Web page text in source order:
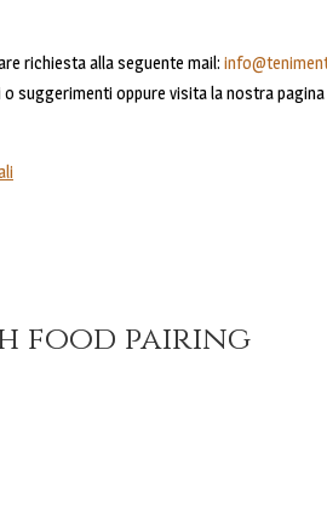
richiesta alla seguente mail:
suggerimenti oppure visita la nostra pagina
food pairing